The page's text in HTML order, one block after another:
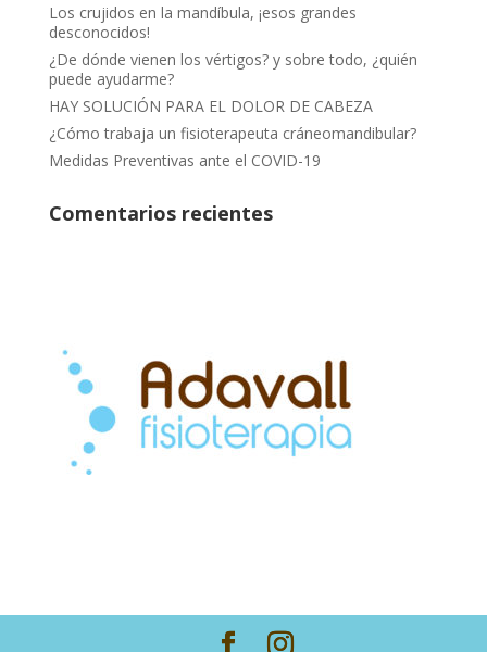
Los crujidos en la mandíbula, ¡esos grandes
desconocidos!
¿De dónde vienen los vértigos? y sobre todo, ¿quién
puede ayudarme?
HAY SOLUCIÓN PARA EL DOLOR DE CABEZA
¿Cómo trabaja un fisioterapeuta cráneomandibular?
Medidas Preventivas ante el COVID-19
Comentarios recientes